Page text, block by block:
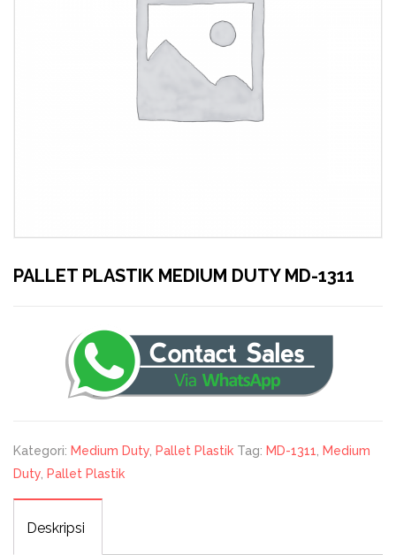
PALLET PLASTIK MEDIUM DUTY MD-1311
Kategori: Medium Duty Pallet Plastik Tag: MD-1311
Medium
Duty Pallet Plastik
Deskripsi